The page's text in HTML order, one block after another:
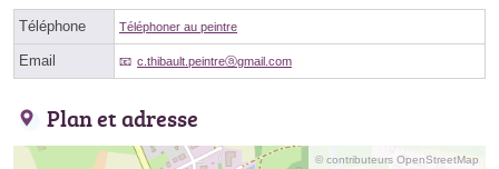
Téléphone Téléphoner au peintre
Email c.thibault.peintreⓐgmail.com
Plan et adresse
© contributeurs OpenStreetMap